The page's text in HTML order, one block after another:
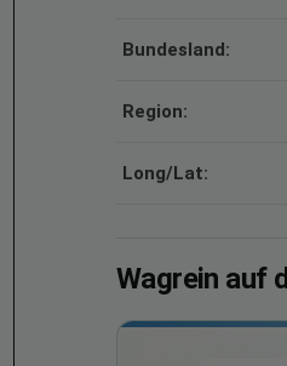
Bundesland:
Region:
Long/Lat:
Wagrein auf